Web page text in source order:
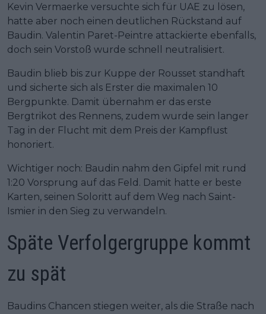
Kevin Vermaerke versuchte sich für UAE zu lösen,
hatte aber noch einen deutlichen Rückstand auf
Baudin. Valentin Paret-Peintre attackierte ebenfalls,
doch sein Vorstoß wurde schnell neutralisiert.
Baudin blieb bis zur Kuppe der Rousset standhaft
und sicherte sich als Erster die maximalen 10
Bergpunkte. Damit übernahm er das erste
Bergtrikot des Rennens, zudem wurde sein langer
Tag in der Flucht mit dem Preis der Kampflust
honoriert.
Wichtiger noch: Baudin nahm den Gipfel mit rund
1:20 Vorsprung auf das Feld. Damit hatte er beste
Karten, seinen Soloritt auf dem Weg nach Saint-
Ismier in den Sieg zu verwandeln.
Späte Verfolgergruppe kommt
zu spät
Baudins Chancen stiegen weiter, als die Straße nach